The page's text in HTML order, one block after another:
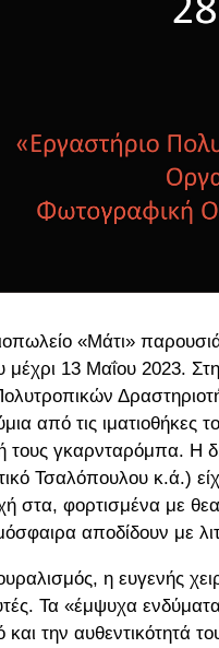
«Μάτι»
μέχρι 13 Μαΐου 2023.
από τις
τους γκαρνταρόμπα. Η
Τσαλόπουλου κ.ά.)
φορτισμένα με
αποδίδουν με
η ευγενής
Τα «έμψυχα
την αυθεντικότητά